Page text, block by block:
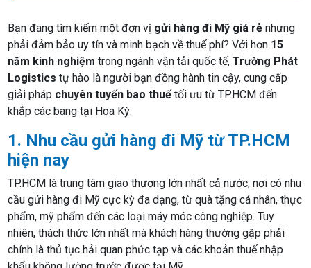
Bạn đang tìm kiếm một đơn vị gửi hàng đi Mỹ giá rẻ nhưng
phải đảm bảo uy tín và minh bạch về thuế phí? Với hơn 15
năm kinh nghiệm trong ngành vận tải quốc tế,Trường Phát
Logistics tự hào là người bạn đồng hành tin cậy, cung cấp
giải pháp chuyên tuyến bao thuếtối ưu từ TP.HCM đến
khắp các bang tại Hoa Kỳ.
1. Nhu cầu gửi hàng đi Mỹ từ TP.HCM
hiện nay
TP.HCM là trung tâm giao thương lớn nhất cả nước, nơi có nhu
cầu gửi hàng đi Mỹ cực kỳ đa dạng, từ quà tặng cá nhân, thực
phẩm, mỹ phẩm đến các loại máy móc công nghiệp. Tuy
nhiên, thách thức lớn nhất mà khách hàng thường gặp phải
chính là thủ tục hải quan phức tạp và các khoản thuế nhập